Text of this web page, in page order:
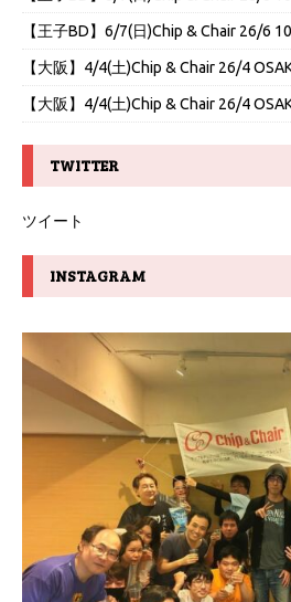
【王子BD】6/7(日)Chip & Chair 26/6
【大阪】4/4(土)Chip & Chair 26/4
【大阪】4/4(土)Chip & Chair 26/4
TWITTER
ツイート
INSTAGRAM